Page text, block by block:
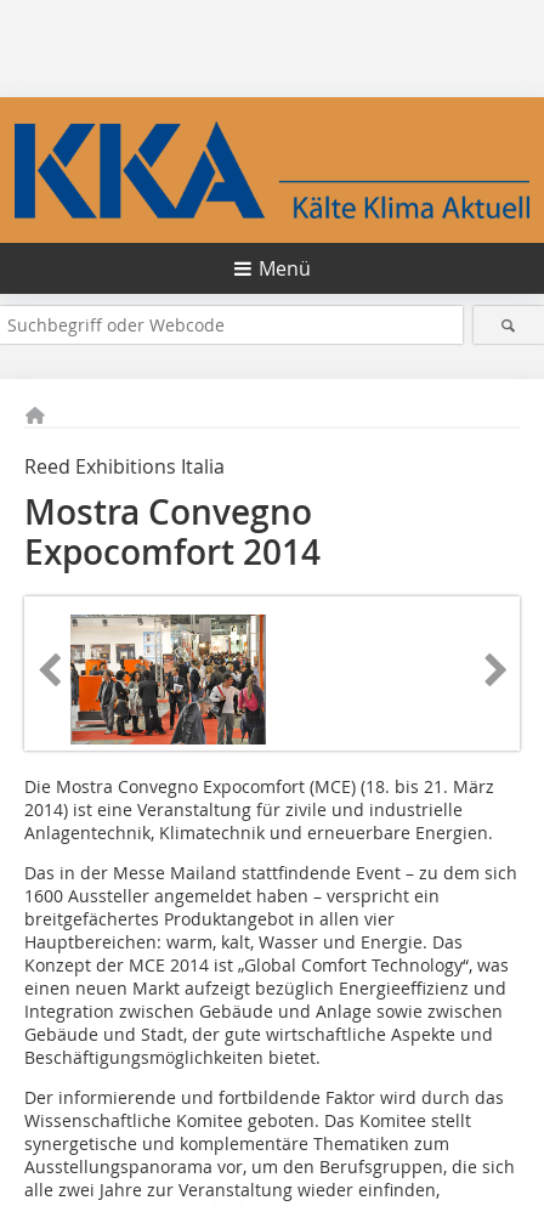
Menü
Reed Exhibitions Italia
Mostra Convegno
Expocomfort 2014
Die Mostra Convegno Expocomfort (MCE) (18. bis 21. März
2014) ist eine Veranstaltung für zivile und industrielle
Anlagentechnik, Klimatechnik und erneuerbare Energien.
Das in der Messe Mailand stattfindende Event – zu dem sich
1600 Aussteller angemeldet haben – verspricht ein
breitgefächertes Produktangebot in allen vier
Hauptbereichen: warm, kalt, Wasser und Energie. Das
Konzept der MCE 2014 ist „Global Comfort Technology“, was
einen neuen Markt aufzeigt bezüglich Energieeffizienz und
Integration zwischen Gebäude und Anlage sowie zwischen
Gebäude und Stadt, der gute wirtschaftliche Aspekte und
Beschäftigungsmöglichkeiten bietet.
Der informierende und fortbildende Faktor wird durch das
Wissenschaftliche Komitee geboten. Das Komitee stellt
synergetische und komplementäre Thematiken zum
Ausstellungspanorama vor, um den Berufsgruppen, die sich
alle zwei Jahre zur Veranstaltung wieder einfinden,